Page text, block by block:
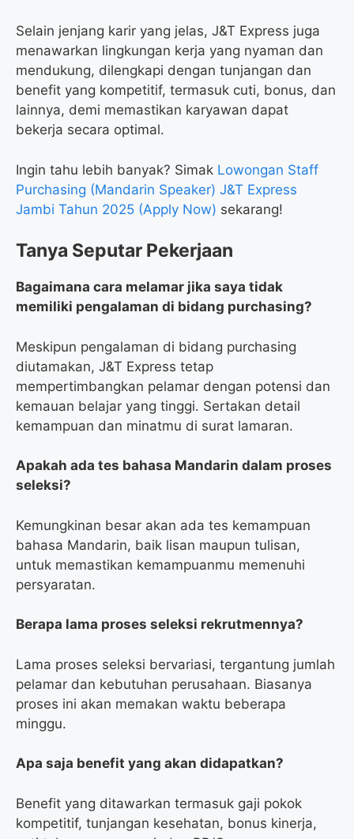
Selain jenjang karir yang jelas, J&T Express juga
menawarkan lingkungan kerja yang nyaman dan
mendukung, dilengkapi dengan tunjangan dan
benefit yang kompetitif, termasuk cuti, bonus, dan
lainnya, demi memastikan karyawan dapat
bekerja secara optimal.
Ingin tahu lebih banyak? Simak Lowongan Staff
Purchasing (Mandarin Speaker) J&T Express
Jambi Tahun 2025 (Apply Now) sekarang!
Tanya Seputar Pekerjaan
Bagaimana cara melamar jika saya tidak
memiliki pengalaman di bidang purchasing?
Meskipun pengalaman di bidang purchasing
diutamakan, J&T Express tetap
mempertimbangkan pelamar dengan potensi dan
kemauan belajar yang tinggi. Sertakan detail
kemampuan dan minatmu di surat lamaran.
Apakah ada tes bahasa Mandarin dalam proses
seleksi?
Kemungkinan besar akan ada tes kemampuan
bahasa Mandarin, baik lisan maupun tulisan,
untuk memastikan kemampuanmu memenuhi
persyaratan.
Berapa lama proses seleksi rekrutmennya?
Lama proses seleksi bervariasi, tergantung jumlah
pelamar dan kebutuhan perusahaan. Biasanya
proses ini akan memakan waktu beberapa
minggu.
Apa saja benefit yang akan didapatkan?
Benefit yang ditawarkan termasuk gaji pokok
kompetitif, tunjangan kesehatan, bonus kinerja,